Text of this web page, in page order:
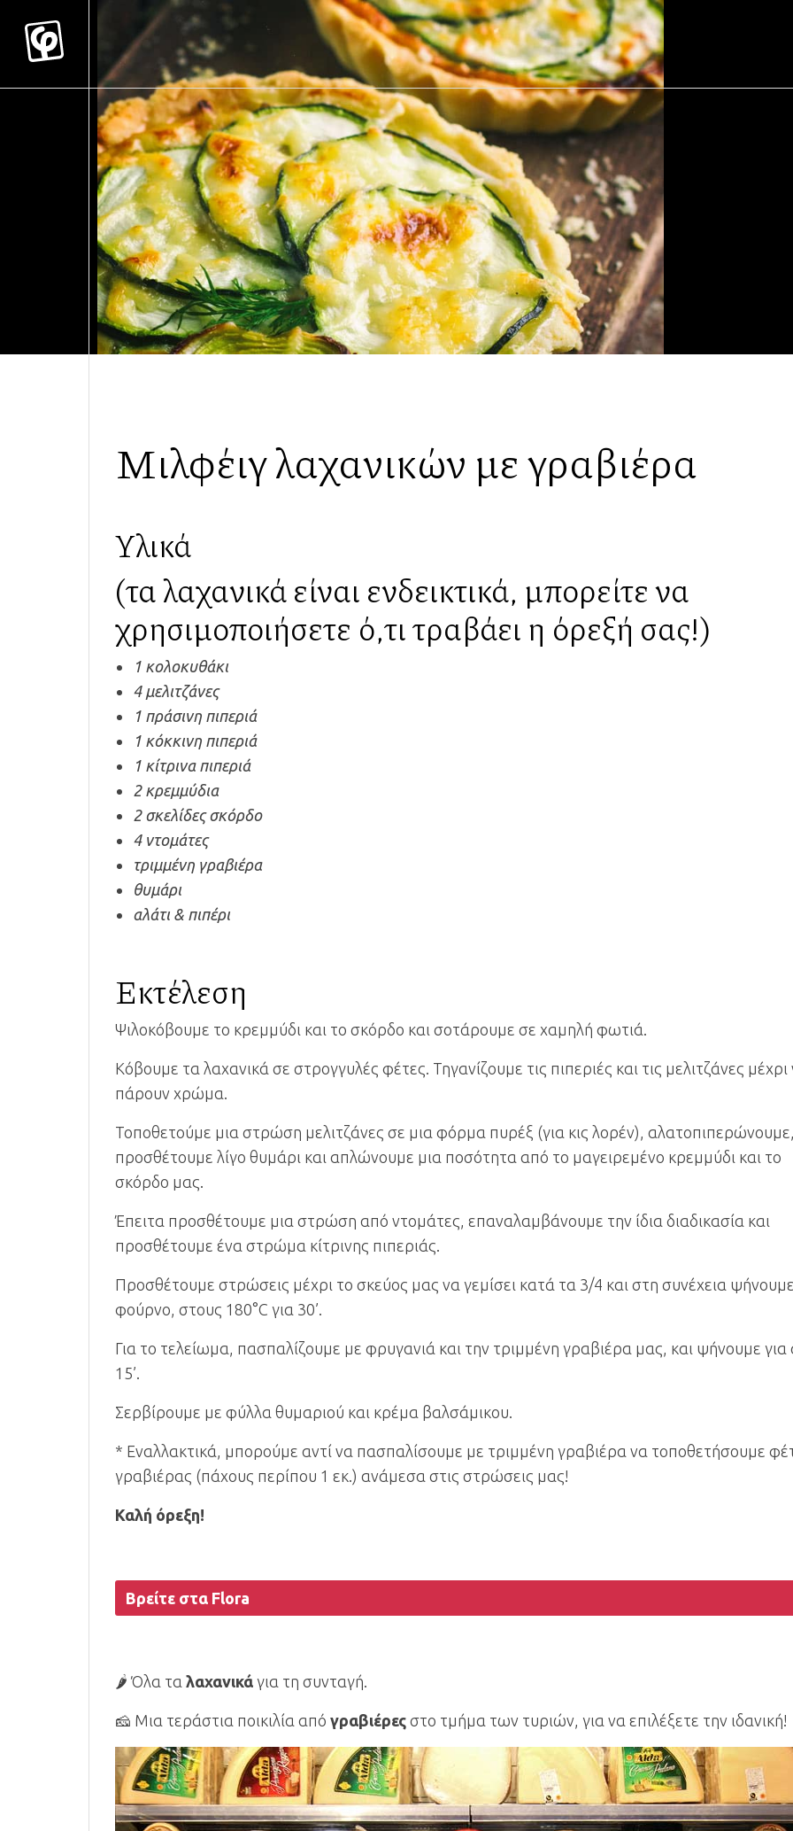
Μιλφέιγ λαχανικών με γραβιέρα
Υλικά
(τα λαχανικά είναι ενδεικτικά, μπορείτε να
χρησιμοποιήσετε ό,τι τραβάει η όρεξή σας!)
1 κολοκυθάκι
4 μελιτζάνες
1 πράσινη πιπεριά
1 κόκκινη πιπεριά
1 κίτρινα πιπεριά
2 κρεμμύδια
2 σκελίδες σκόρδο
4 ντομάτες
τριμμένη γραβιέρα
θυμάρι
αλάτι & πιπέρι
Εκτέλεση
Ψιλοκόβουμε το κρεμμύδι και το σκόρδο και σοτάρουμε σε χαμηλή φωτιά.
Κόβουμε τα λαχανικά σε στρογγυλές φέτες. Τηγανίζουμε τις πιπεριές και τις μελιτζάνες μέχρι
πάρουν χρώμα.
Τοποθετούμε μια στρώση μελιτζάνες σε μια φόρμα πυρέξ (για κις λορέν),
προσθέτουμε λίγο θυμάρι και απλώνουμε μια ποσότητα από το μαγειρεμένο κρεμμύδι και το
σκόρδο μας.
Έπειτα προσθέτουμε μια στρώση από ντομάτες, επαναλαμβάνουμε την ίδια διαδικασία και
προσθέτουμε ένα στρώμα κίτρινης πιπεριάς.
Προσθέτουμε στρώσεις μέχρι το σκεύος μας να γεμίσει κατά τα 3/4 και στη συνέχεια
φούρνο, στους 180°C για 30’.
Για το τελείωμα, πασπαλίζουμε με φρυγανιά και την τριμμένη γραβιέρα μας, και ψήνουμε για
15’.
Σερβίρουμε με φύλλα θυμαριού και κρέμα βαλσάμικου.
* Εναλλακτικά, μπορούμε αντί να πασπαλίσουμε με τριμμένη γραβιέρα να τοποθετήσουμε
γραβιέρας (πάχους περίπου 1 εκ.) ανάμεσα στις στρώσεις μας!
Καλή όρεξη!
Βρείτε στα Flora
🌶️ Όλα τα λαχανικά για τη συνταγή.
🧀 Μια τεράστια ποικιλία από γραβιέρες στο τμήμα των τυριών, για να επιλέξετε την ιδανική!